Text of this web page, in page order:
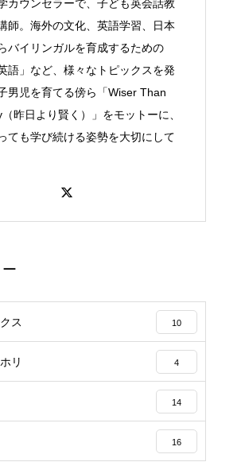
カウンセラーで、子ども英会話教
師。海外の文化、英語学習、日本
バイリンガルを育成するための
語」など、様々なトピックスを発
男児を育てる傍ら「Wiser Than
昨日より賢く）」をモットーに、
ても学び続ける姿勢を大切にして
ス 10
リ 4
14
16